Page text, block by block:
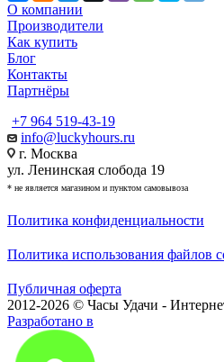
О компании
Производители
Как купить
Блог
Контакты
Партнёры
+7 964 519-43-19
info@luckyhours.ru
г. Москва
ул. Ленинская слобода 19
* не является магазином и пунктом самовывоза
Политика конфиденциальности
Политика использования файлов
Публичная оферта
2012-2026 © Часы Удачи -
Разработано в